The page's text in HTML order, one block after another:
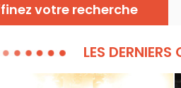
votre recherche
LES